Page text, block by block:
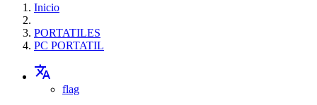
Inicio
PORTATILES
PC PORTATIL
translate
flag